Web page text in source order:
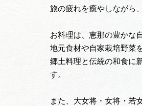
旅の疲れを癒やしながら
お料理は、恵那の豊かな
地元食材や自家栽培野菜
郷土料理と伝統の和食に
す。
また、大女将・女将・若